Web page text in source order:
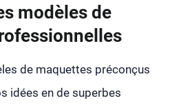
modèles de
de maquettes préconçus
idées en de superbes